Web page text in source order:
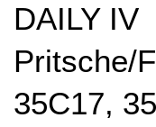
DAILY IV
Pritsche/
35C17,